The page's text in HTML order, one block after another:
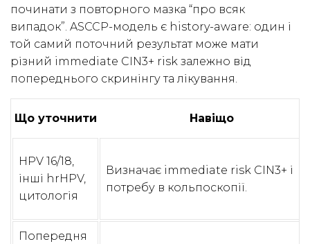
починати з повторного мазка “про всяк
випадок”. ASCCP-модель є history-aware: один і
той самий поточний результат може мати
різний immediate CIN3+ risk залежно від
попереднього скринінгу та лікування.
Що уточнити Навіщо
HPV 16/18,
інші hrHPV,
цитологія
Визначає immediate risk CIN3+ і
потребу в кольпоскопії.
Попередня